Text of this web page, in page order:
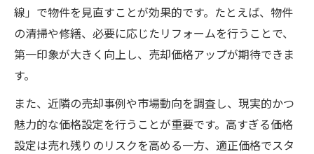
線」で物件を見直すことが効果的です。たとえば、物件
の清掃や修繕、必要に応じたリフォームを行うことで、
第一印象が大きく向上し、売却価格アップが期待できま
す。
また、近隣の売却事例や市場動向を調査し、現実的かつ
魅力的な価格設定を行うことが重要です。高すぎる価格
設定は売れ残りのリスクを高める一方、適正価格でスタ